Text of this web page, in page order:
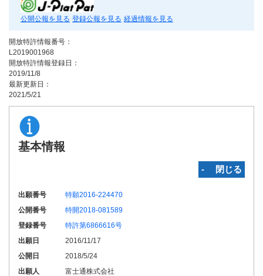
公開公報を見る 登録公報を見る 経過情報を見る
開放特許情報番号：
L2019001968
開放特許情報登録日：
2019/11/8
最新更新日：
2021/5/21
基本情報
‐ 閉じる
出願番号
特願2016-224470
公開番号
特開2018-081589
登録番号
特許第6866616号
出願日
2016/11/17
公開日
2018/5/24
出願人
富士通株式会社